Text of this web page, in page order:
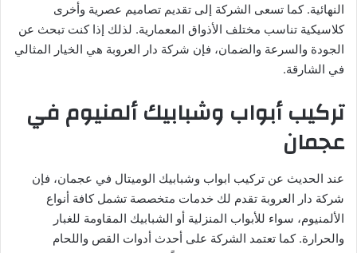
النهائية. كما تسعى الشركة إلى تقديم تصاميم عصرية وأخرى
كلاسيكية تناسب مختلف الأذواق المعمارية. لذلك إذا كنت تبحث عن
الجودة والسرعة والضمان، فإن شركة دار العروبة هي الخيار المثالي
في الشارقة.
تركيب أبواب وشبابيك ألمنيوم في
عجمان
عند الحديث عن تركيب ابواب وشبابيك الوميتال في عجمان، فإن
شركة دار العروبة تقدم لك خدمات متخصصة تشمل كافة أنواع
الألمنيوم، سواء للأبواب المنزلية أو الشبابيك المقاومة للغبار
والحرارة. كما تعتمد الشركة على أحدث أدوات القص واللحام